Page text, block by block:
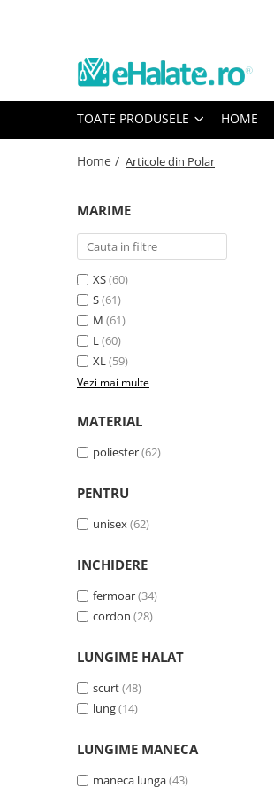
Toate Produsele
Bluze Unisex
Bluze medicale uni
Halate medicale
Halate Bianca
Bluze Maria
Halate medicale femei
Halate medicale cu fermoar
Halate medicale polar - unisex
Sarafane Mira
Fuste medicale
Sarafane medicale
Veste, Jachete
Veste de lucru
Articole din Polar
Jachete de lucru
TOATE PRODUSELE HOME
Home / Articole din Polar
MARIME
XS(60)
S(61)
M (61)
L(60)
XL(59)
Vezi mai multe
MATERIAL
poliester(62)
PENTRU
unisex(62)
INCHIDERE
fermoar(34)
cordon (28)
LUNGIME HALAT
scurt(48)
lung(14)
LUNGIME MANECA
maneca lunga(43)